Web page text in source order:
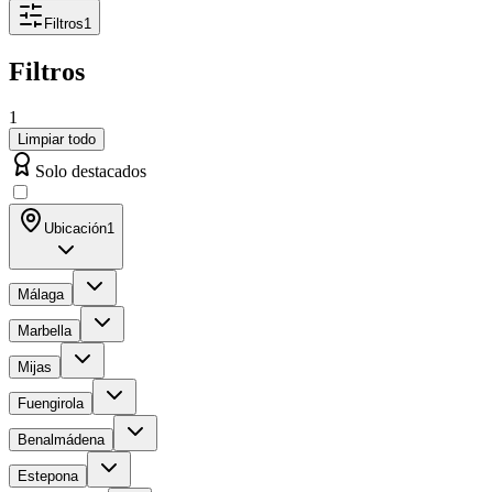
Filtros1
Filtros
1
Limpiar todo
Solo destacados
Ubicación1
Málaga
Marbella
Mijas
Fuengirola
Benalmádena
Estepona